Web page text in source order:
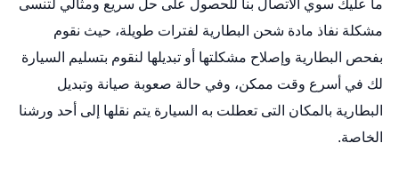
ما عليك سوي الاتصال بنا للحصول على حل سريع ومثالي لتنسى
مشكلة نفاذ مادة شحن البطارية لفترات طويلة، حيث نقوم
بفحص البطارية وإصلاح مشكلتها أو تبديلها لنقوم بتسليم السيارة
لك في أسرع وقت ممكن، وفي حالة صعوبة صيانة وتبديل
البطارية بالمكان التى تعطلت به السيارة يتم نقلها إلى أحد ورشنا
الخاصة.